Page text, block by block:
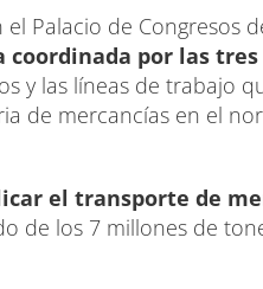
Palacio de Congresos
por las
y las líneas de trabajo
de mercancías en el
el transporte de
de los 7 millones de